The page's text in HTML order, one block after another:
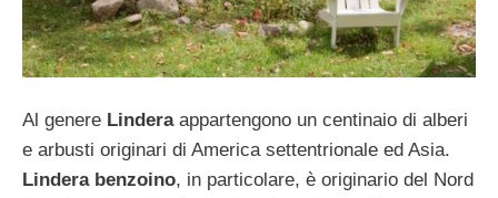
Al genere Linderaappartengono un centinaio di alberi
e arbusti originari di America settentrionale ed Asia.
Lindera benzoino, in particolare, è originario del Nord